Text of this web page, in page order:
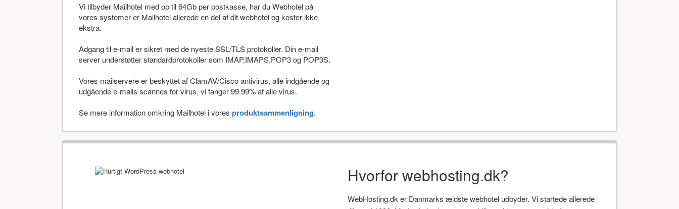
Vi tilbyder Mailhotel med op til 64Gb per postkasse, har du Webhotel på
vores systemer er Mailhotel allerede en del af dit webhotel og koster ikke
ekstra.
Adgang til e-mail er sikret med de nyeste SSL/TLS protokoller. Din e-mail
server understøtter standardprotokoller som IMAP,IMAPS,POP3 og POP3S.
Vores mailservere er beskyttet af ClamAV/Cisco antivirus, alle indgående og
udgående e-mails scannes for virus, vi fanger 99.99% af alle virus.
Se mere information omkring Mailhotel i vores produktsammenligning.
Hvorfor webhosting.dk?
WebHosting.dk er Danmarks ældste webhotel udbyder. Vi startede allerede